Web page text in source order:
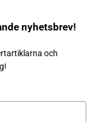
nyhetsbrev!
och